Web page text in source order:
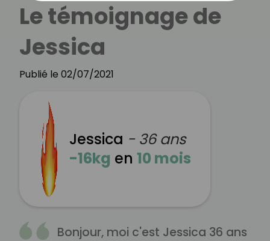
Le témoignage de
Jessica
Publié le 02/07/2021
Jessica - 36 ans
-16kg en 10 mois
Bonjour, moi c'est Jessica 36 ans